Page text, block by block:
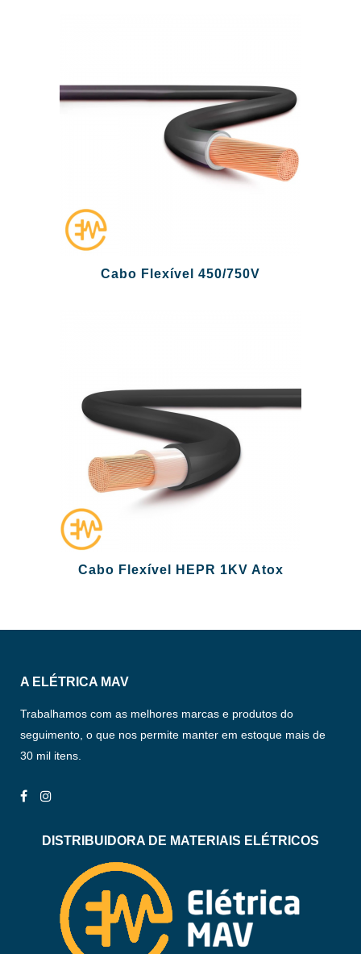
Cabo Flexível 450/750V
Cabo Flexível HEPR 1KV Atox
A ELÉTRICA MAV
Trabalhamos com as melhores marcas e produtos do
seguimento, o que nos permite manter em estoque mais de
30 mil itens.
DISTRIBUIDORA DE MATERIAIS ELÉTRICOS